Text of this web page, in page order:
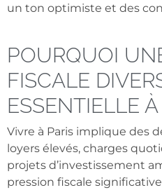
un ton optimiste et des
POURQUOI
FISCALE
ESSENTIELLE
Vivre à Paris implique des
loyers élevés, charges
projets d’investissement
pression fiscale